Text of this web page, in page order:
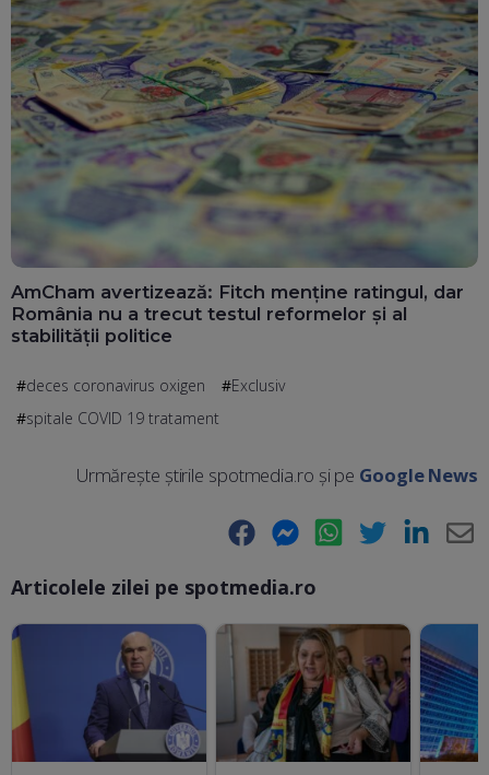
AmCham avertizează: Fitch menține ratingul, dar
România nu a trecut testul reformelor și al
stabilității politice
deces coronavirus oxigen
Exclusiv
spitale COVID 19 tratament
Urmărește știrile spotmedia.ro și pe Google News
Facebook Messenger WhatsApp Twitter LinkedIn
Articolele zilei pe spotmedia.ro